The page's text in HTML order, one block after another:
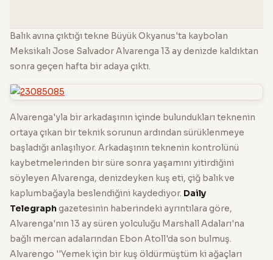
Balık avına çıktığı tekne Büyük Okyanus'ta kaybolan
Meksikalı Jose Salvador Alvarenga 13 ay denizde kaldıktan
sonra geçen hafta bir adaya çıktı.
Alvarenga'yla bir arkadaşının içinde bulundukları teknenin
ortaya çıkan bir teknik sorunun ardından sürüklenmeye
başladığı anlaşılıyor. Arkadaşının teknenin kontrolünü
kaybetmelerinden bir süre sonra yaşamını yitirdiğini
söyleyen Alvarenga, denizdeyken kuş eti, çiğ balık ve
kaplumbağayla beslendiğini kaydediyor. Daily
Telegraphgazetesinin haberindeki ayrıntılara göre,
Alvarenga'nın 13 ay süren yolculuğu Marshall Adaları'na
bağlı mercan adalarından Ebon Atoll'da son bulmuş.
Alvarengo ''Yemek için bir kuş öldürmüştüm ki ağaçları